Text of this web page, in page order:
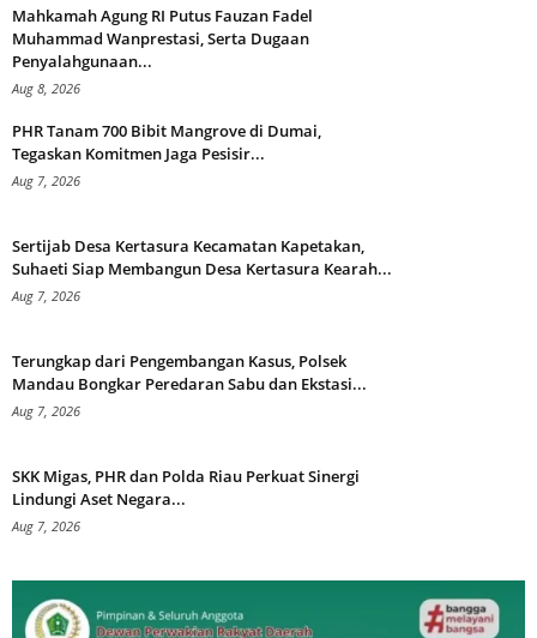
Mahkamah Agung RI Putus Fauzan Fadel
Muhammad Wanprestasi, Serta Dugaan
Penyalahgunaan...
Aug 8, 2026
PHR Tanam 700 Bibit Mangrove di Dumai,
Tegaskan Komitmen Jaga Pesisir...
Aug 7, 2026
Sertijab Desa Kertasura Kecamatan Kapetakan,
Suhaeti Siap Membangun Desa Kertasura Kearah...
Aug 7, 2026
Terungkap dari Pengembangan Kasus, Polsek
Mandau Bongkar Peredaran Sabu dan Ekstasi...
Aug 7, 2026
SKK Migas, PHR dan Polda Riau Perkuat Sinergi
Lindungi Aset Negara...
Aug 7, 2026